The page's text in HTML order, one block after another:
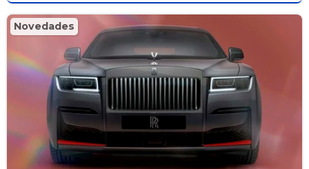
Novedades